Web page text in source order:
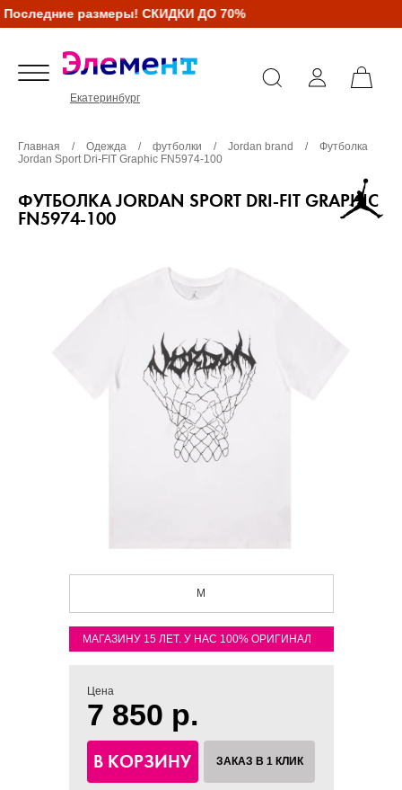
Последние размеры! СКИДКИ ДО 70%
Екатеринбург
Главная / Одежда / футболки / Jordan brand /
Футболка
Jordan Sport Dri-FIT Graphic FN5974-100
ФУТБОЛКА JORDAN SPORT DRI-FIT GRAPHIC
FN5974-100
M
МАГАЗИНУ 15 ЛЕТ. У НАС 100% ОРИГИНАЛ
Цена
7 850 р.
В КОРЗИНУ ЗАКАЗ В 1 КЛИК